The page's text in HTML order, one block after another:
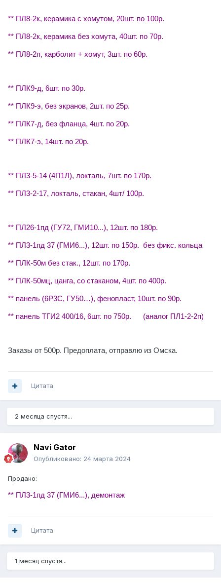
** ПЛ8-2к, керамика с хомутом, 20шт. по 100р.
** ПЛ8-2к, керамика без хомута, 40шт. по 70р.
** ПЛ8-2п, карболит + хомут, 3шт. по 60р.
** ПЛК9-д, 6шт. по 30р.
** ПЛК9-э, без экранов, 2шт. по 25р.
** ПЛК7-д, без фланца, 4шт. по 20р.
** ПЛК7-э, 14шт. по 20р.
** ПЛ3-5-14 (4П1Л), локталь, 7шт. по 170р.
** ПЛ3-2-17, локталь, стакан, 4шт/ 100р.
** ПЛ26-1пд (ГУ72, ГМИ10...), 12шт. по 180р.
** ПЛ3-1пд 37 (ГМИ6...), 12шт. по 150р. без фикс. кольца
** ПЛК-50м без стак., 12шт. по 170р.
** ПЛК-50мц, цанга, со стаканом, 4шт. по 400р.
** панель (6Р3С, ГУ50…), фенопласт, 10шт. по 90р.
** панель ТГИ2 400/16, 6шт. по 750р. (аналог ПЛ1-2-2п)
Заказы от 500р. Предоплата, отправлю из Омска.
Цитата
2 месяца спустя...
Navi Gator
Опубликовано: 24 марта 2024
Продано:
** ПЛ3-1пд 37 (ГМИ6...), демонтаж
Цитата
1 месяц спустя...